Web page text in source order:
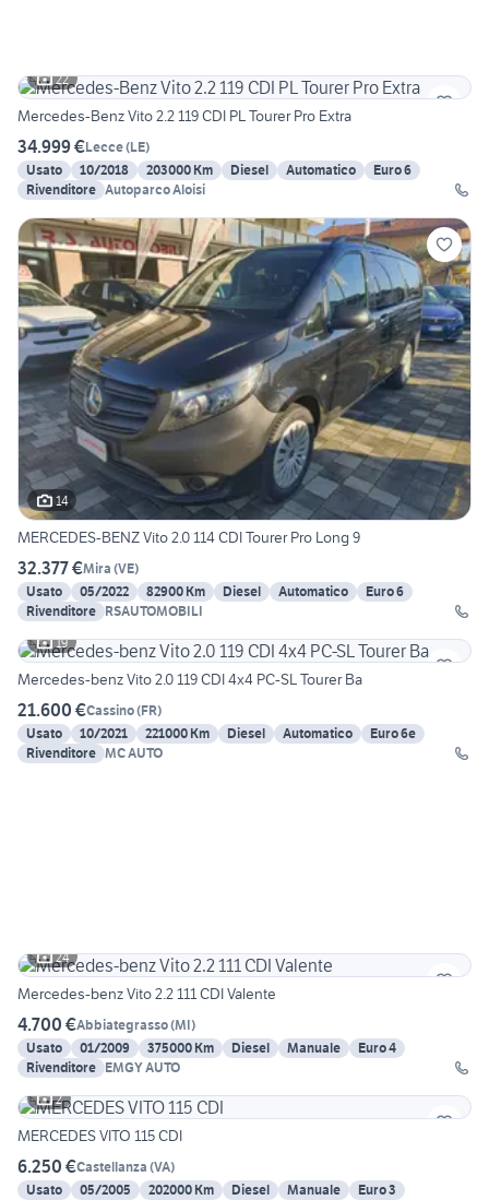
22
Mercedes-Benz Vito 2.2 119 CDI PL Tourer Pro Extra
34.999 €Lecce(LE)
Usato
10/2018 203000 Km Diesel Automatico
Euro 6
Rivenditore Autoparco Aloisi
14
MERCEDES-BENZ Vito 2.0 114 CDI Tourer Pro Long 9
32.377 €Mira (VE)
Usato
05/2022 82900 Km Diesel Automatico
Euro 6
Rivenditore RSAUTOMOBILI
19
Mercedes-benz Vito 2.0 119 CDI 4x4 PC-SL Tourer Ba
21.600 €Cassino(FR)
Usato
10/2021 221000 Km Diesel Automatico
Euro 6e
Rivenditore MC AUTO
24
Mercedes-benz Vito 2.2 111 CDI Valente
4.700 €Abbiategrasso(MI)
Usato
01/2009 375000 Km Diesel Manuale
Euro 4
Rivenditore EMGY AUTO
2
MERCEDES VITO 115 CDI
6.250 €Castellanza (VA)
Usato
05/2005 202000 Km Diesel Manuale
Euro 3